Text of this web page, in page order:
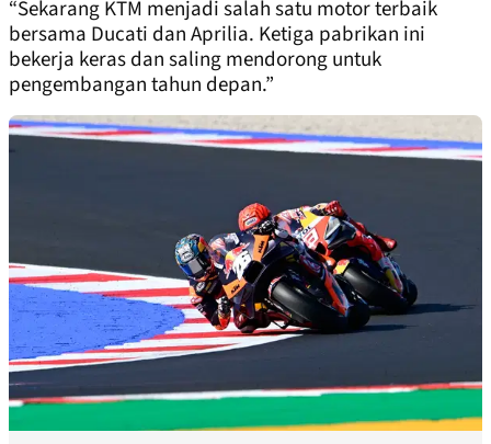
“Sekarang KTM menjadi salah satu motor terbaik
bersama Ducati dan Aprilia. Ketiga pabrikan ini
bekerja keras dan saling mendorong untuk
pengembangan tahun depan.”